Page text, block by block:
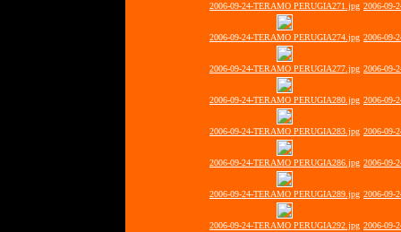
2006-09-24-TERAMO PERUGIA271.jpg 2006-09-
2006-09-24-TERAMO PERUGIA274.jpg 2006-09-
2006-09-24-TERAMO PERUGIA277.jpg 2006-09-
2006-09-24-TERAMO PERUGIA280.jpg 2006-09-
2006-09-24-TERAMO PERUGIA283.jpg 2006-09-
2006-09-24-TERAMO PERUGIA286.jpg 2006-09-
2006-09-24-TERAMO PERUGIA289.jpg 2006-09-
2006-09-24-TERAMO PERUGIA292.jpg 2006-09-